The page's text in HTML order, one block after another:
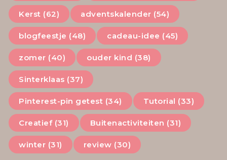
Kerst (62) adventskalender (54)
blogfeestje (48) cadeau-idee (45)
zomer (40) ouder kind (38)
Sinterklaas (37)
Pinterest-pin getest (34) Tutorial (33)
Creatief (31) Buitenactiviteiten (31)
winter (31) review (30)